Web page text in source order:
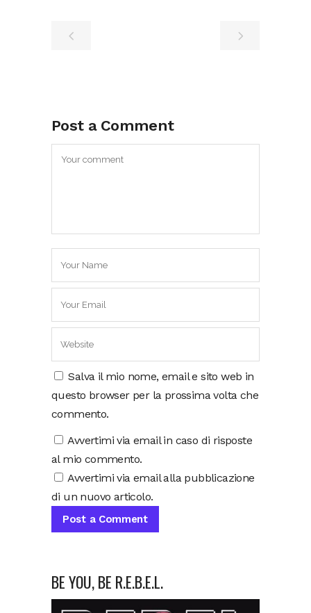
Post a Comment
Salva il mio nome, email e sito web in
questo browser per la prossima volta che
commento.
Avvertimi via email in caso di risposte
al mio commento.
Avvertimi via email alla pubblicazione
di un nuovo articolo.
BE YOU, BE R.E.B.E.L.